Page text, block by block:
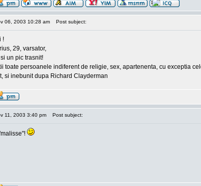
06, 2003 10:28 am Post subject:
!
29, varsator,
un pic trasnit!
toate persoanele indiferent de religie, sex, apartenenta, cu exceptia
si inebunit dupa Richard Clayderman
11, 2003 3:40 pm Post subject: